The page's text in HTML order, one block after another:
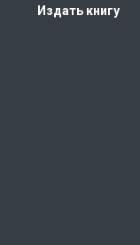
Издать книгу